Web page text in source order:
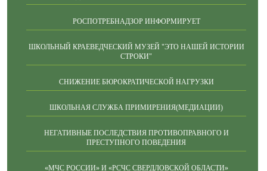
РОСПОТРЕБНАДЗОР ИНФОРМИРУЕТ
ШКОЛЬНЫЙ КРАЕВЕДЧЕСКИЙ МУЗЕЙ "ЭТО НАШЕЙ ИСТОРИИ
СТРОКИ"
СНИЖЕНИЕ БЮРОКРАТИЧЕСКОЙ НАГРУЗКИ
ШКОЛЬНАЯ СЛУЖБА ПРИМИРЕНИЯ(МЕДИАЦИИ)
НЕГАТИВНЫЕ ПОСЛЕДСТВИЯ ПРОТИВОПРАВНОГО И
ПРЕСТУПНОГО ПОВЕДЕНИЯ
«МЧС РОССИИ» И «РСЧС СВЕРДЛОВСКОЙ ОБЛАСТИ»